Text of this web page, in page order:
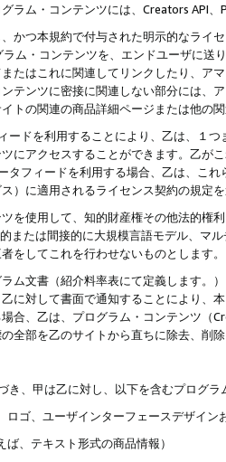
ラム・コンテンツには、Creators API
かつ本規約で付与された明示的なライ
ム・コンテンツを、エンドユーザに
たはこれに関連してリンクしたり、ア
テンツに密接に関連しない部分には、
トの関連の商品詳細ページまたは他の
ードを利用することにより、乙は、１
にアクセスすることができます。乙が
タフィードを利用する場合、乙は、こ
）に適用されるライセンス契約の規定
を使用して、知的財産権その他法的権
または間接的に大規模言語モデル、マ
をしてこれを行わせないものとします。
ム文書（紹介料率表にて定義します。
に対して書面で通知することにより、
合、乙は、プログラム・コンテンツ（
全部を乙のサイトから直ちに除去、削
き、甲は乙に対し、以下を含むプログ
ロゴ、ユーザインターフェースデザイ
、テキスト形式の商品情報）